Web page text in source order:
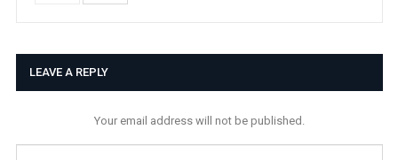
LEAVE A REPLY
Your email address will not be published.